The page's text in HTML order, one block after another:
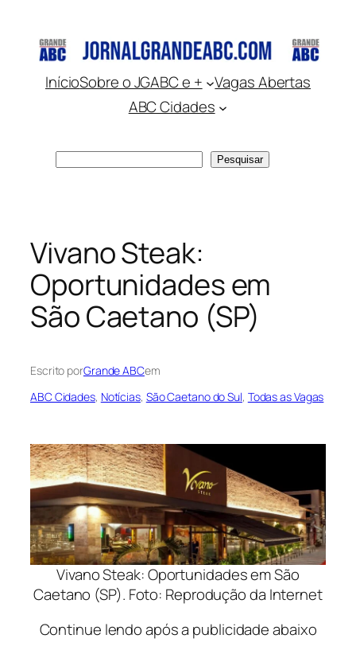
conteúdo
InícioSobre o JGABC e +
Vagas Abertas
ABC Cidades
Pesquisar
Vivano Steak:
Oportunidades em
São Caetano (SP)
Escrito porGrande ABCem
ABC Cidades, Notícias, São Caetano do Sul, Todas as Vagas
Vivano Steak: Oportunidades em São
Caetano (SP). Foto: Reprodução da Internet
Continue lendo após a publicidade abaixo